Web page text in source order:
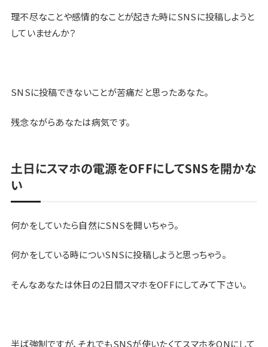
理不尽なことや感情的なことが起きた時にSNSに投稿しようと
していませんか？
SNSに投稿できないことが苦痛だと思ったあなた。
残念ながらあなたは病気です。
土日にスマホの電源をOFFにしてSNSを開かな
い
何かをしていたら自然にSNSを開いちゃう。
何かをしている時についSNSに投稿しようと思っちゃう。
そんなあなたは休日の2日間スマホをOFFにしてみて下さい。
半ば強制ですが、それでもSNSが使いたくてスマホをONにして